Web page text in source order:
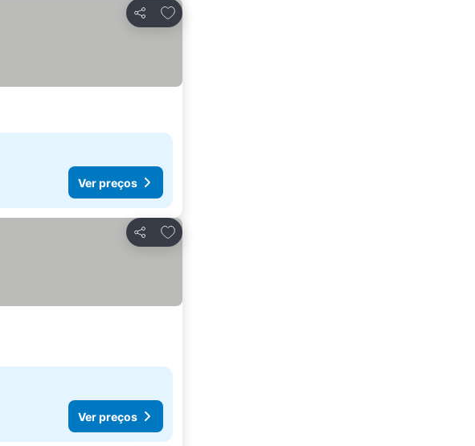
Partilhar
Adicionar aos favoritos
Ver preços
Partilhar
Adicionar aos favoritos
Ver preços